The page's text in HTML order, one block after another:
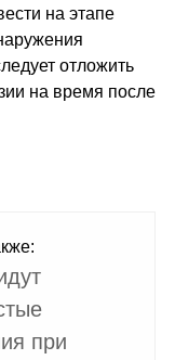
на этапе
отложить
на время после
при